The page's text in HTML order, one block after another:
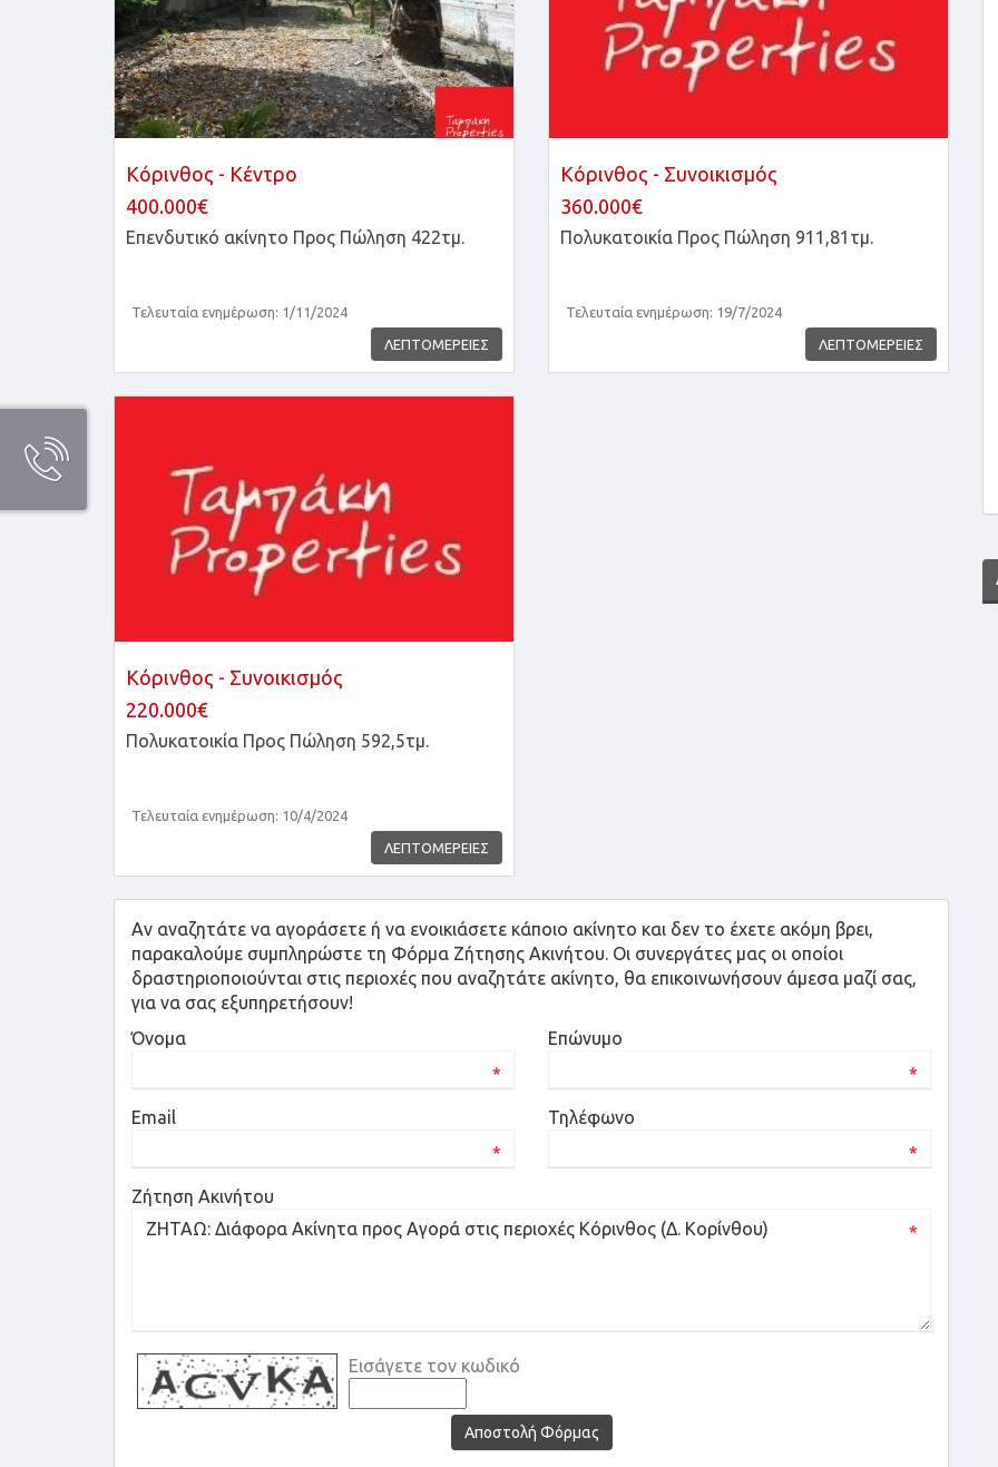
Κόρινθος - Κέντρο
400.000€
Επενδυτικό ακίνητο Προς Πώληση 422τμ.
Τελευταία ενημέρωση: 1/11/2024
ΛΕΠΤΟΜΕΡΕΙΕΣ
Κόρινθος - Συνοικισμός
360.000€
Πολυκατοικία Προς Πώληση 911,81τμ.
Τελευταία ενημέρωση: 19/7/2024
ΛΕΠΤΟΜΕΡΕΙΕΣ
Κόρινθος - Συνοικισμός
220.000€
Πολυκατοικία Προς Πώληση 592,5τμ.
Τελευταία ενημέρωση: 10/4/2024
ΛΕΠΤΟΜΕΡΕΙΕΣ
Αν αναζητάτε να αγοράσετε ή να ενοικιάσετε κάποιο ακίνητο και δεν το έχετε ακόμη βρει,
παρακαλούμε συμπληρώστε τη Φόρμα Ζήτησης Ακινήτου. Οι συνεργάτες μας οι οποίοι
δραστηριοποιούνται στις περιοχές που αναζητάτε ακίνητο, θα επικοινωνήσουν άμεσα μαζί σας,
για να σας εξυπηρετήσουν!
Όνομα
*
Email
*
Επώνυμο
*
Τηλέφωνο
*
Ζήτηση Ακινήτου
*
Εισάγετε τον κωδικό
Αποστολή Φόρμας